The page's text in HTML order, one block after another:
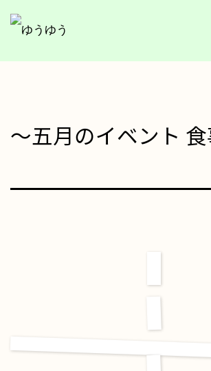
ン
う
～五月のイベント